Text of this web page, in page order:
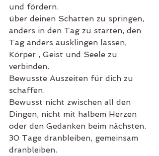
und fördern.
über deinen Schatten zu springen,
anders in den Tag zu starten, den
Tag anders ausklingen lassen,
Körper , Geist und Seele zu
verbinden.
Bewusste Auszeiten für dich zu
schaffen.
Bewusst nicht zwischen all den
Dingen, nicht mit halbem Herzen
oder den Gedanken beim nächsten.
30 Tage dranbleiben, gemeinsam
dranbleiben.